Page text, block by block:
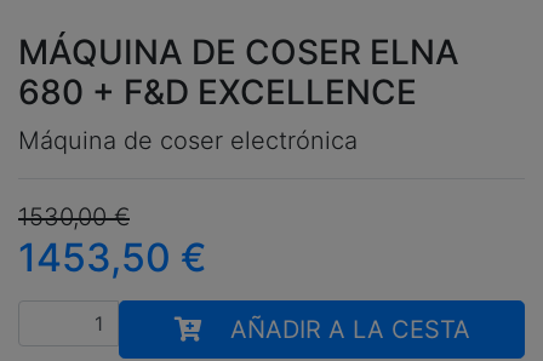
MÁQUINA DE COSER ELNA
680 + F&D EXCELLENCE
Máquina de coser electrónica
1530,00 €
1453,50 €
Cantidad
AÑADIR A LA CESTA